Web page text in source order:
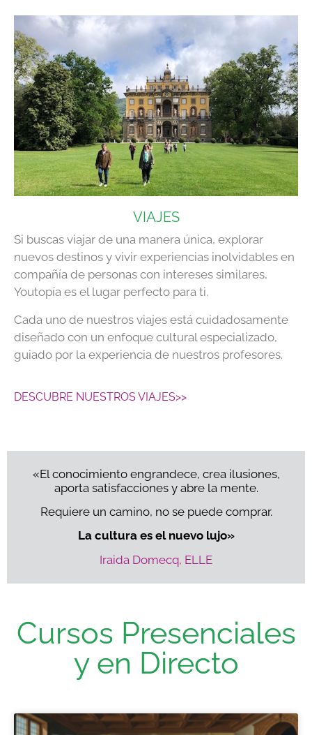
VIAJES
Si buscas viajar de una manera única, explorar
nuevos destinos y vivir experiencias inolvidables en
compañía de personas con intereses similares,
Youtopía es el lugar perfecto para ti.
Cada uno de nuestros viajes está cuidadosamente
diseñado con un enfoque cultural especializado,
guiado por la experiencia de nuestros profesores.
DESCUBRE NUESTROS VIAJES>>
«El conocimiento engrandece, crea ilusiones,
aporta satisfacciones y abre la mente.
Requiere un camino, no se puede comprar.
La cultura es el nuevo lujo»
Iraida Domecq, ELLE
Cursos Presenciales
y en Directo